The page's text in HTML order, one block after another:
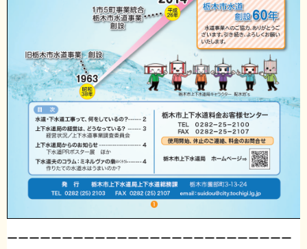
ーーーーーーーーーーーーーーーーーーーーーーーーーー